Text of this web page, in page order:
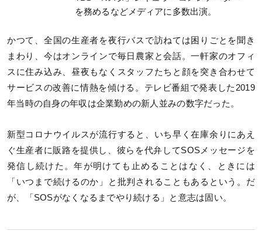
を務めるなどメディアに多数出演。
かつて、全国の生産者を夜行バスで訪ねては困りごとを聞き
まわり、今はオンラインで毎日農家と会話。一軒家のオフィ
スに住み込み、昼夜もなくスタッフたちと顔を突き合わせて
サービスの改善に情熱を傾ける。テレビ番組で発表した2019
年当時の自身の年収は企業勤めの新人並みの数字だった。
新型コロナウイルスが流行すると、いち早く在庫余りにあえ
ぐ生産者に販路を提供し、彼らを代弁してSOSメッセージを
発信し続けた。年が明けても止めることはなく、ときには
「いつまで続けるのか」と批判されることもあるという。だ
が、「SOSがなくなるまでやり続ける」と意志は固い。